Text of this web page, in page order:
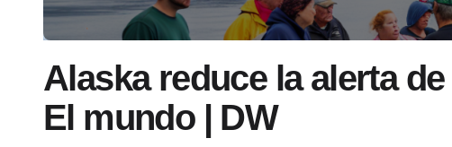
Alaska reduce la alerta
El mundo | DW